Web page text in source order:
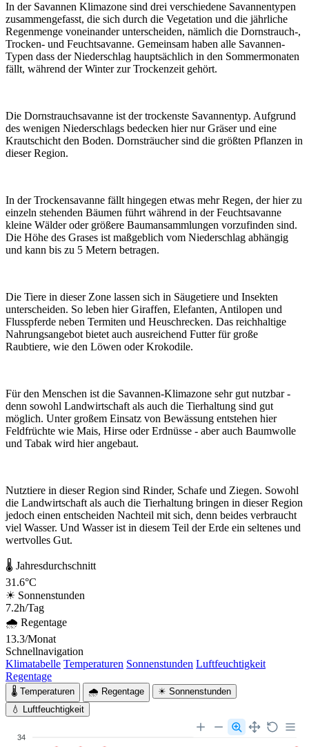
In der Savannen Klimazone sind drei verschiedene Savannentypen
zusammengefasst, die sich durch die Vegetation und die jährliche
Regenmenge voneinander unterscheiden, nämlich die Dornstrauch-,
Trocken- und Feuchtsavanne. Gemeinsam haben alle Savannen-
Typen dass der Niederschlag hauptsächlich in den Sommermonaten
fällt, während der Winter zur Trockenzeit gehört.
Die Dornstrauchsavanne ist der trockenste Savannentyp. Aufgrund
des wenigen Niederschlags bedecken hier nur Gräser und eine
Krautschicht den Boden. Dornsträucher sind die größten Pflanzen in
dieser Region.
In der Trockensavanne fällt hingegen etwas mehr Regen, der hier zu
einzeln stehenden Bäumen führt während in der Feuchtsavanne
kleine Wälder oder größere Baumansammlungen vorzufinden sind.
Die Höhe des Grases ist maßgeblich vom Niederschlag abhängig
und kann bis zu 5 Metern betragen.
Die Tiere in dieser Zone lassen sich in Säugetiere und Insekten
unterscheiden. So leben hier Giraffen, Elefanten, Antilopen und
Flusspferde neben Termiten und Heuschrecken. Das reichhaltige
Nahrungsangebot bietet auch ausreichend Futter für große
Raubtiere, wie den Löwen oder Krokodile.
Für den Menschen ist die Savannen-Klimazone sehr gut nutzbar -
denn sowohl Landwirtschaft als auch die Tierhaltung sind gut
möglich. Unter großem Einsatz von Bewässung entstehen hier
Feldfrüchte wie Mais, Hirse oder Erdnüsse - aber auch Baumwolle
und Tabak wird hier angebaut.
Nutztiere in dieser Region sind Rinder, Schafe und Ziegen. Sowohl
die Landwirtschaft als auch die Tierhaltung bringen in dieser Region
jedoch einen entscheiden Nachteil mit sich, denn beides verbraucht
viel Wasser. Und Wasser ist in diesem Teil der Erde ein seltenes und
wertvolles Gut.
🌡 Jahresdurchschnitt
31.6°C
☀ Sonnenstunden
7.2h/Tag
🌧 Regentage
13.3/Monat
Schnellnavigation
Klimatabelle Temperaturen Sonnenstunden Luftfeuchtigkeit
Regentage
🌡 Temperaturen 🌧 Regentage
☀ Sonnenstunden
💧 Luftfeuchtigkeit
34